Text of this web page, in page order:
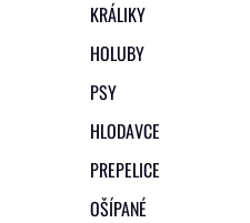
KRÁLIKY
HOLUBY
PSY
HLODAVCE
PREPELICE
OŠÍPANÉ